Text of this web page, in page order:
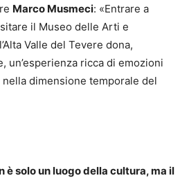
Marco Musmeci: «Entrare a
il Museo delle Arti e
Valle del Tevere dona,
un’esperienza ricca di emozioni
dimensione temporale del
è solo un luogo della cultura, ma il